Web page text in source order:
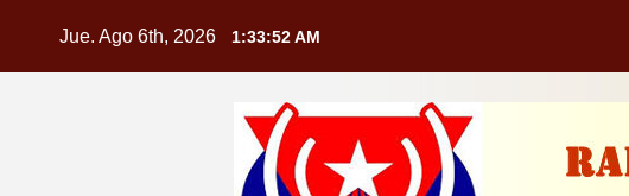
Jue. Ago 6th, 2026 1:33:53 AM